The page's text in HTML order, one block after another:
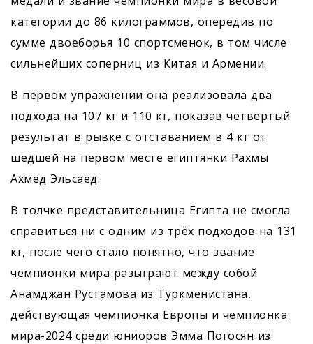
категории до 86 килограммов, опередив по
сумме двоеборья 10 спортсменок, в том числе
сильнейших соперниц из Китая и Армении.
В первом упражнении она реализовала два
подхода на 107 кг и 110 кг, показав четвёртый
результат в рывке с отставанием в 4 кг от
шедшей на первом месте египтянки Рахмы
Ахмед Эльсаед.
В толчке представительница Египта не смогла
справиться ни с одним из трёх подходов на 131
кг, после чего стало понятно, что звание
чемпионки мира разыграют между собой
Анамджан Рустамова из Туркменистана,
действующая чемпионка Европы и чемпионка
мира-2024 среди юниоров Эмма Погосян из